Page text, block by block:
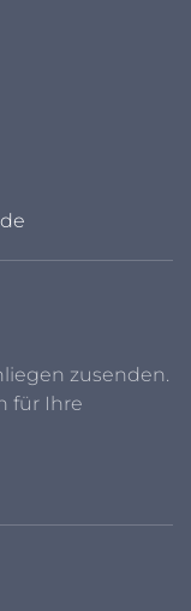
zusenden.
für Ihre